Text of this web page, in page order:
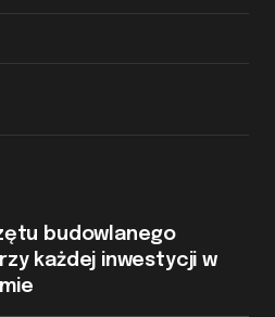
budowlanego
każdej inwestycji w